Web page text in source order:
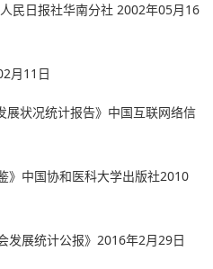
日报社华南分社 2002年05月16
月11日
况统计报告》中国互联网络信
中国协和医科大学出版社2010
展统计公报》2016年2月29日